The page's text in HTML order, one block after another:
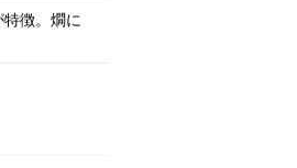
徴。燗に